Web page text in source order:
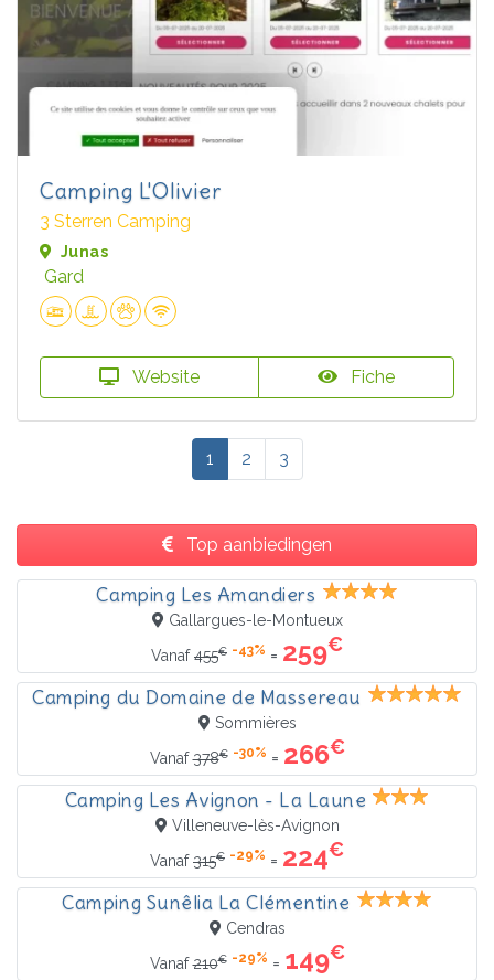
Camping L'Olivier
3 Sterren Camping
Junas
Gard
Website Fiche
1 2 3
Top aanbiedingen
Camping Les Amandiers
Gallargues-le-Montueux
Vanaf455€ -43% = 259€
Camping du Domaine de Massereau
Sommières
Vanaf378€ -30% = 266€
Camping Les Avignon - La Laune
Villeneuve-lès-Avignon
Vanaf315€ -29% = 224€
Camping Sunêlia La Clémentine
Cendras
Vanaf210€ -29% = 149€